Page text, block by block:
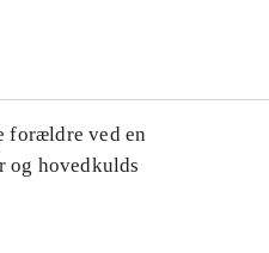
forældre ved en
og hovedkulds